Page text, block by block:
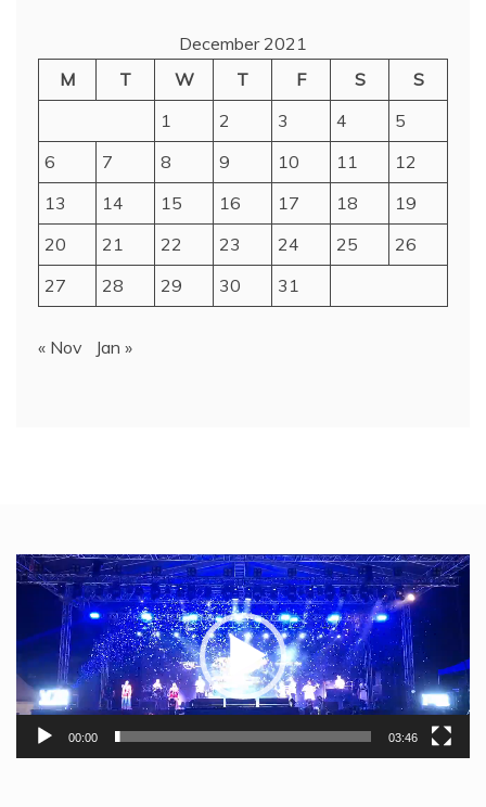
December 2021
M
T W T F S
S
1
2 3 4
5
6
7 8 9 10 11
12
13
14 15 16 17 18
19
20
21 22 23 24 25
26
27
28 29 30 31
« Nov Jan »
Video
Player
00:00 03:46